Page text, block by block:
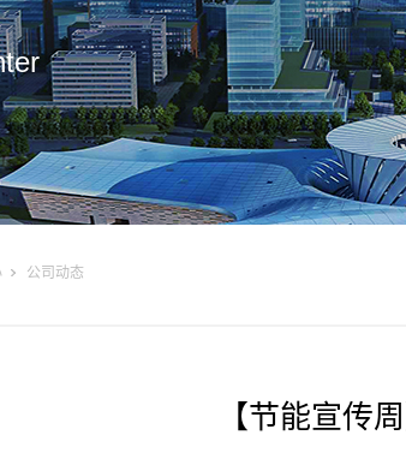
公司动态
【节能宣传